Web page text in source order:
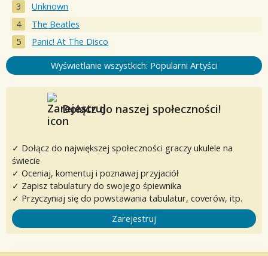
Unknown
The Beatles
Panic! At The Disco
Wyświetlanie wszystkich: Popularni Artyści
Dołącz do naszej społeczności!
✓ Dołącz do największej społeczności graczy ukulele na
świecie
✓ Oceniaj, komentuj i poznawaj przyjaciół
✓ Zapisz tabulatury do swojego śpiewnika
✓ Przyczyniaj się do powstawania tabulatur, coverów, itp.
Zarejestruj